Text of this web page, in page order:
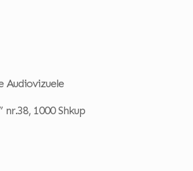
Audiovizuele
1000 Shkup